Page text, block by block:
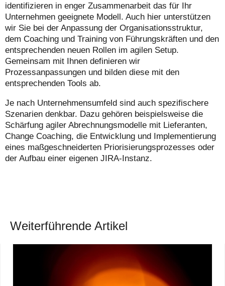
identifizieren in enger Zusammenarbeit das für Ihr
Unternehmen geeignete Modell. Auch hier unterstützen
wir Sie bei der Anpassung der Organisationsstruktur,
dem Coaching und Training von Führungskräften und den
entsprechenden neuen Rollen im agilen Setup.
Gemeinsam mit Ihnen definieren wir
Prozessanpassungen und bilden diese mit den
entsprechenden Tools ab.
Je nach Unternehmensumfeld sind auch spezifischere
Szenarien denkbar. Dazu gehören beispielsweise die
Schärfung agiler Abrechnungsmodelle mit Lieferanten,
Change Coaching, die Entwicklung und Implementierung
eines maßgeschneiderten Priorisierungsprozesses oder
der Aufbau einer eigenen JIRA-Instanz.
Weiterführende Artikel